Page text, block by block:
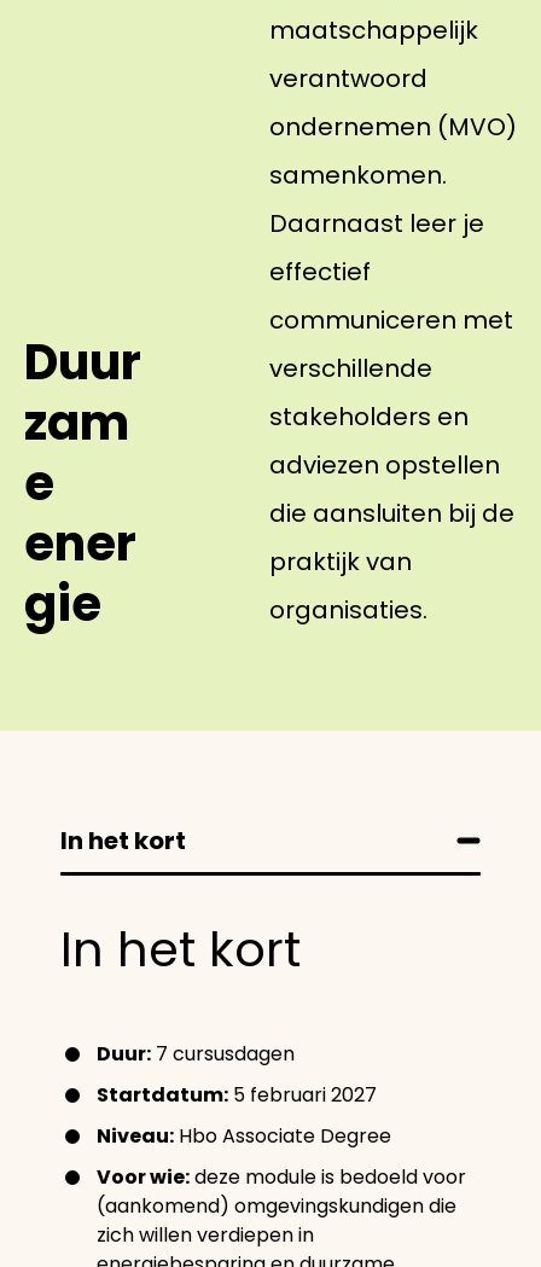
Duur
zam
e
ener
gie
maatschappelijk
verantwoord
ondernemen (MVO)
samenkomen.
Daarnaast leer je
effectief
communiceren met
verschillende
stakeholders en
adviezen opstellen
die aansluiten bij de
praktijk van
organisaties.
In het kort
In het kort
Duur: 7 cursusdagen
Startdatum: 5 februari 2027
Niveau: Hbo Associate Degree
Voor wie:deze module is bedoeld voor
(aankomend) omgevingskundigen die
zich willen verdiepen in